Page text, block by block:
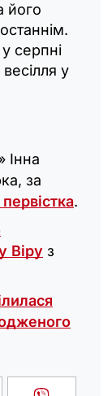
його
серпні
у
Інна
за
.
Віру з